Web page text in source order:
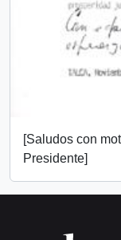
[Saludos con
Presidente]